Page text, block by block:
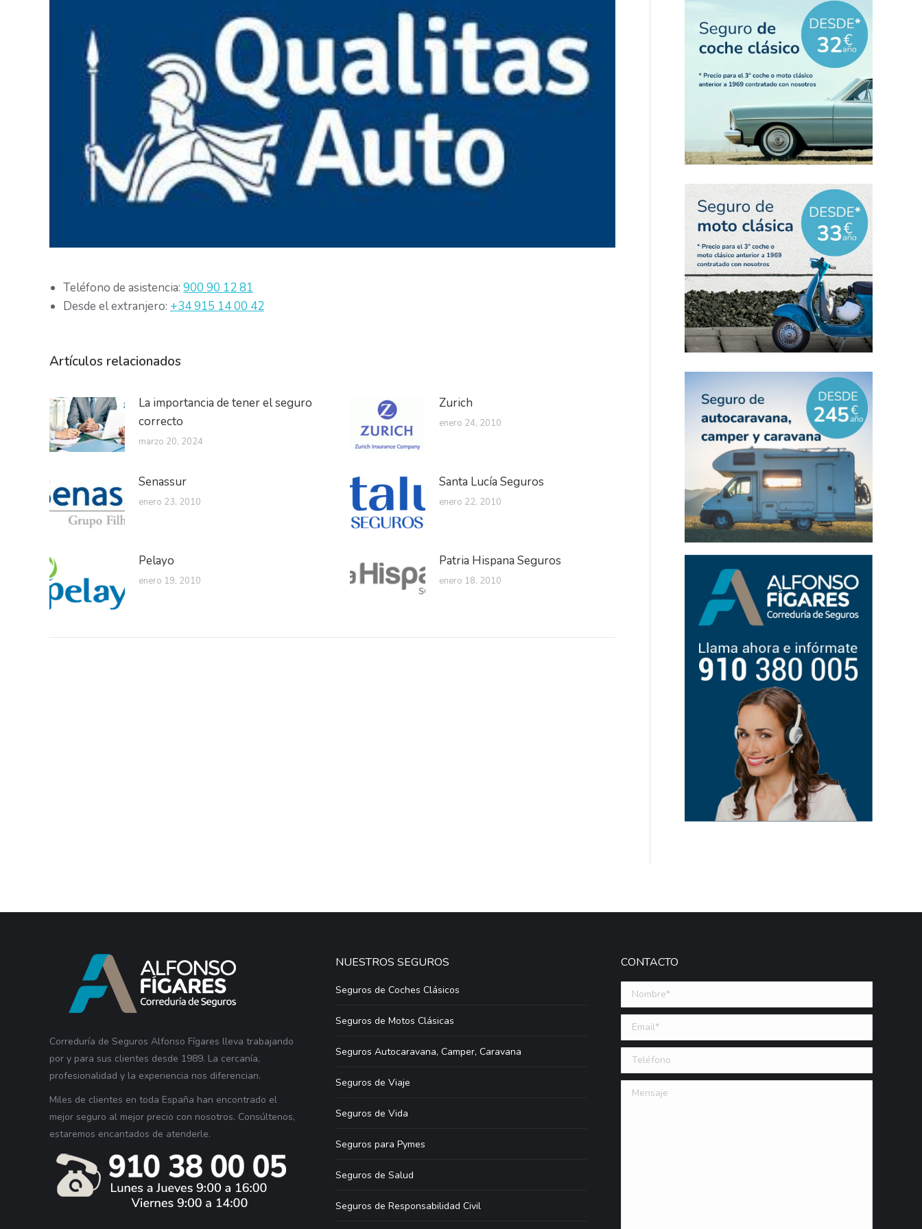
Teléfono de asistencia: 900 90 12 81
Desde el extranjero: +34 915 14 00 42
Artículos relacionados
La importancia de tener el seguro
correcto
marzo 20, 2024
Zurich
enero 24, 2010
Senassur
enero 23, 2010
Santa Lucía Seguros
enero 22, 2010
Pelayo
enero 19, 2010
Patria Hispana Seguros
enero 18, 2010
Correduría de Seguros Alfonso Fígares lleva trabajando
por y para sus clientes desde 1989. La cercanía,
profesionalidad y la experiencia nos diferencian.
Miles de clientes en toda España han encontrado el
mejor seguro al mejor precio con nosotros. Consúltenos,
estaremos encantados de atenderle.
NUESTROS SEGUROS
Seguros de Coches Clásicos
Seguros de Motos Clásicas
Seguros Autocaravana, Camper, Caravana
Seguros de Viaje
Seguros de Vida
Seguros para Pymes
Seguros de Salud
Seguros de Responsabilidad Civil
CONTACTO
Nombre *
Email (requerido)
Teléfono
Mensaje